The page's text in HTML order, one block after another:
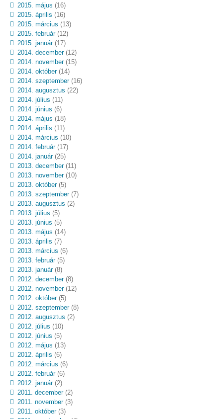
2015. május (16)
2015. április (16)
2015. március (13)
2015. február(12)
2015. január(17)
2014. december(12)
2014. november(15)
2014. október(14)
2014. szeptember(16)
2014. augusztus (22)
2014. július (11)
2014. június (6)
2014. május (18)
2014. április (11)
2014. március (10)
2014. február(17)
2014. január(25)
2013. december(11)
2013. november(10)
2013. október(5)
2013. szeptember(7)
2013. augusztus (2)
2013. július (5)
2013. június (5)
2013. május (14)
2013. április (7)
2013. március (6)
2013. február(5)
2013. január(8)
2012. december(8)
2012. november(12)
2012. október(5)
2012. szeptember(8)
2012. augusztus (2)
2012. július (10)
2012. június (5)
2012. május (13)
2012. április (6)
2012. március (6)
2012. február(6)
2012. január(2)
2011. december(2)
2011. november(3)
2011. október(3)